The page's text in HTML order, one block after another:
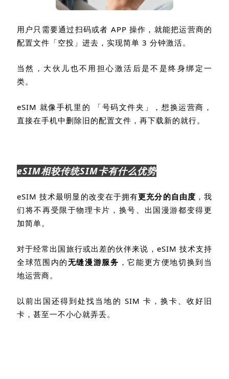
用户只需要通过扫码或者 APP 操作，就能把运营商的
配置文件「空投」进去，实现简单 3 分钟激活。
当然，大伙儿也不用担心激活后是不是终身绑定一
类。
eSIM 就像手机里的 「号码文件夹」，想换运营商，
直接在手机中删除旧的配置文件，再下载新的就行。
eSIM相较传统SIM卡有什么优势
eSIM技术最明显的改变在于拥有更充分的自由度 ，我
们将不再受限于物理卡片，换号、出国漫游都变得更
加简单。
对于经常出国旅行或出差的伙伴来说， eSIM 技术支持
全球范围内的无缝漫游服务 ，它能更方便地切换到当
地运营商。
以前出国还得到处找当地的 SIM 卡，换卡、收好旧
卡，甚至一不小心就弄丢。